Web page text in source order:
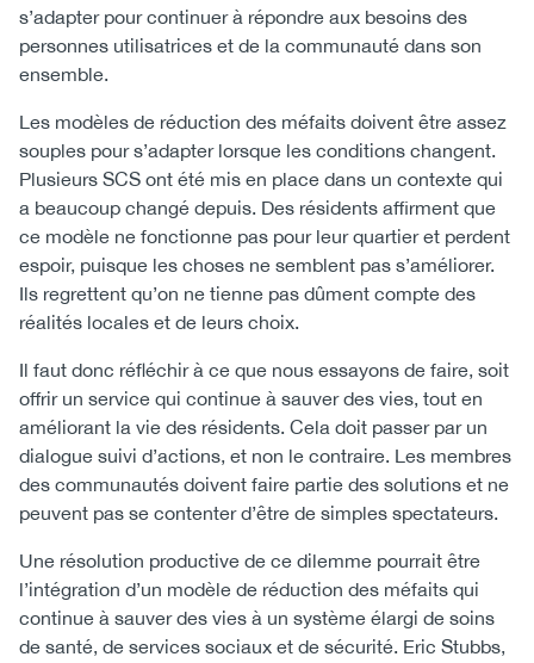
s’adapter pour continuer à répondre aux besoins des
personnes utilisatrices et de la communauté dans son
ensemble.
Les modèles de réduction des méfaits doivent être assez
souples pour s’adapter lorsque les conditions changent.
Plusieurs SCS ont été mis en place dans un contexte qui
a beaucoup changé depuis. Des résidents affirment que
ce modèle ne fonctionne pas pour leur quartier et perdent
espoir, puisque les choses ne semblent pas s’améliorer.
Ils regrettent qu’on ne tienne pas dûment compte des
réalités locales et de leurs choix.
Il faut donc réfléchir à ce que nous essayons de faire, soit
offrir un service qui continue à sauver des vies, tout en
améliorant la vie des résidents. Cela doit passer par un
dialogue suivi d’actions, et non le contraire. Les membres
des communautés doivent faire partie des solutions et ne
peuvent pas se contenter d’être de simples spectateurs.
Une résolution productive de ce dilemme pourrait être
l’intégration d’un modèle de réduction des méfaits qui
continue à sauver des vies à un système élargi de soins
de santé, de services sociaux et de sécurité. Eric Stubbs,